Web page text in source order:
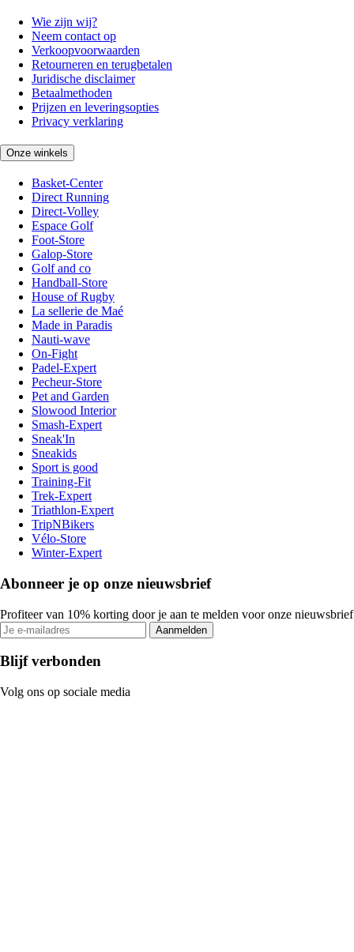
Wie zijn wij?
Neem contact op
Verkoopvoorwaarden
Retourneren en terugbetalen
Juridische disclaimer
Betaalmethoden
Prijzen en leveringsopties
Privacy verklaring
Onze winkels
Basket-Center
Direct Running
Direct-Volley
Espace Golf
Foot-Store
Galop-Store
Golf and co
Handball-Store
House of Rugby
La sellerie de Maé
Made in Paradis
Nauti-wave
On-Fight
Padel-Expert
Pecheur-Store
Pet and Garden
Slowood Interior
Smash-Expert
Sneak'In
Sneakids
Sport is good
Training-Fit
Trek-Expert
Triathlon-Expert
TripNBikers
Vélo-Store
Winter-Expert
Abonneer je op onze nieuwsbrief
Profiteer van 10% korting door je aan te melden voor onze nieuwsbrief
Aanmelden
Blijf verbonden
Volg ons op sociale media